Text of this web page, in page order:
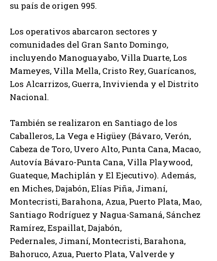
su país de origen 995.
Los operativos abarcaron sectores y
comunidades del Gran Santo Domingo,
incluyendo Manoguayabo, Villa Duarte, Los
Mameyes, Villa Mella, Cristo Rey, Guarícanos,
Los Alcarrizos, Guerra, Invivienda y el Distrito
Nacional.
También se realizaron en Santiago de los
Caballeros, La Vega e Higüey (Bávaro, Verón,
Cabeza de Toro, Uvero Alto, Punta Cana, Macao,
Autovía Bávaro-Punta Cana, Villa Playwood,
Guateque, Machiplán y El Ejecutivo). Además,
en Miches, Dajabón, Elías Piña, Jimaní,
Montecristi, Barahona, Azua, Puerto Plata, Mao,
Santiago Rodríguez y Nagua-Samaná, Sánchez
Ramírez, Espaillat, Dajabón,
Pedernales, Jimaní, Montecristi, Barahona,
Bahoruco, Azua, Puerto Plata, Valverde y